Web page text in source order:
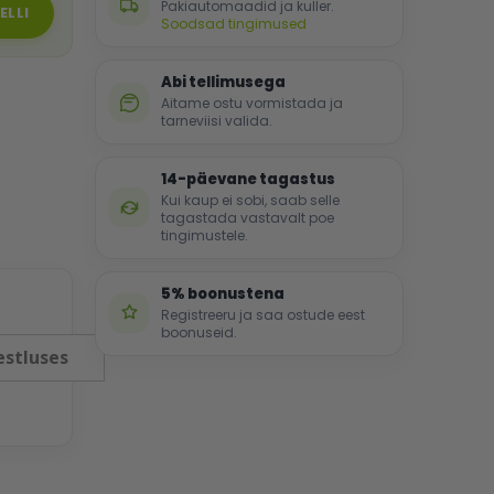
Pakiautomaadid ja kuller.
Soodsad tingimused
Abi tellimusega
Aitame ostu vormistada ja
tarneviisi valida.
14-päevane tagastus
Kui kaup ei sobi, saab selle
tagastada vastavalt poe
tingimustele.
5% boonustena
Registreeru ja saa ostude eest
boonuseid.